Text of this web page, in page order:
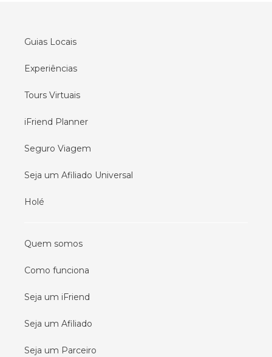
Guias Locais
Experiências
Tours Virtuais
iFriend Planner
Seguro Viagem
Seja um Afiliado Universal
Holé
Quem somos
Como funciona
Seja um iFriend
Seja um Afiliado
Seja um Parceiro